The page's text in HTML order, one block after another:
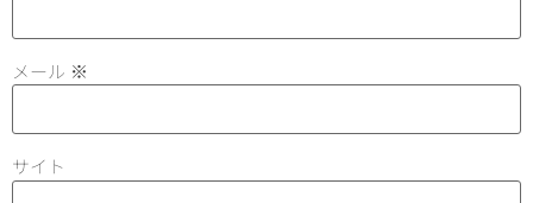
メール ※
サイト